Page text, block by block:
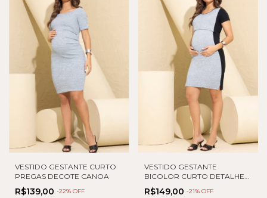
VESTIDO GESTANTE CURTO
PREGAS DECOTE CANOA
R$139,00 -22% OFF
VESTIDO GESTANTE
BICOLOR CURTO DETALHE
LATERAL
R$149,00 -21% OFF